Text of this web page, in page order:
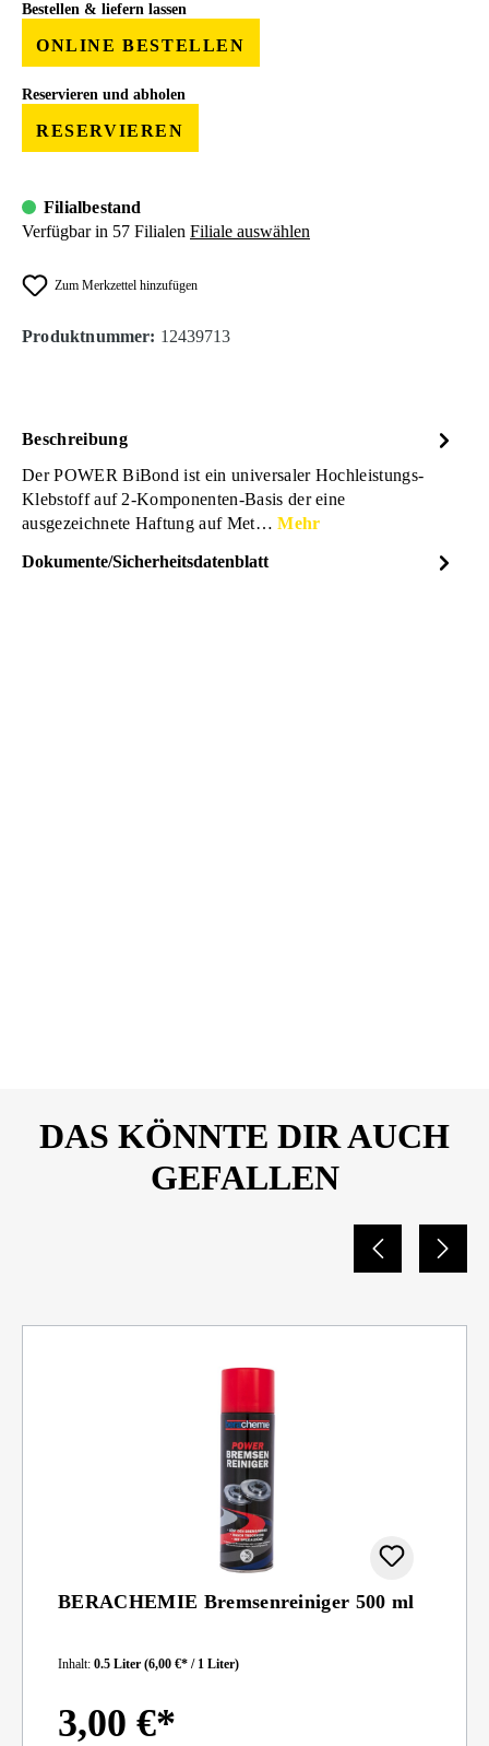
Bestellen & liefern lassen
ONLINE BESTELLEN
Reservieren und abholen
RESERVIEREN
Filialbestand
Verfügbar in 57 Filialen Filiale auswählen
Zum Merkzettel hinzufügen
Produktnummer: 12439713
Beschreibung
Der POWER BiBond ist ein universaler Hochleistungs-
Klebstoff auf 2-Komponenten-Basis der eine
ausgezeichnete Haftung auf Met…Mehr
Dokumente/Sicherheitsdatenblatt
DAS KÖNNTE DIR AUCH
GEFALLEN
BERACHEMIE Bremsenreiniger 500 ml
Inhalt: 0.5 Liter (6,00 €* / 1 Liter)
3,00 €*